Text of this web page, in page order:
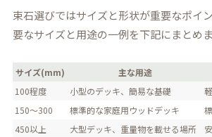
束石選びではサイズと形状が重要なポイ
要なサイズと用途の一例を下記にまとめま
サイズ(mm) 主な用途
100程度
小型のデッキ、簡易な基礎
150～300
標準的な家庭用ウッドデッキ
450以上
大型デッキ、重量物を載せる場所